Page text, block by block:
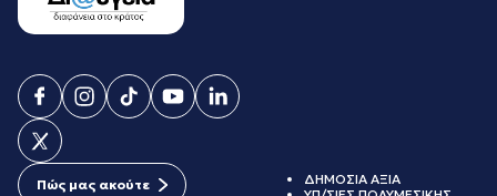
Πώς μας ακούτε
ΔΗΜΟΣΙΑ ΑΞΙΑ